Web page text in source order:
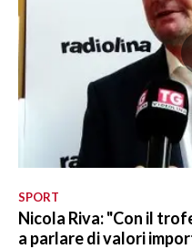
SPORT
Nicola Riva: "Con il
a parlare di valori